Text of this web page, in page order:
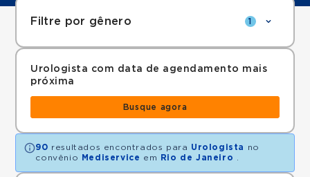
Filtre por gênero 1
Urologista com data de agendamento mais
próxima
Busque agora
90 resultados encontrados para Urologista
no
convênio
Mediservice em Rio de Janeiro